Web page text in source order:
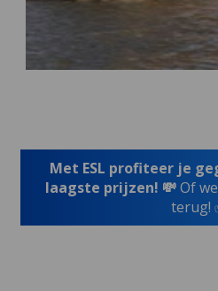
Met ESL profiteer je
laagste prijzen! 💸Of
terug!